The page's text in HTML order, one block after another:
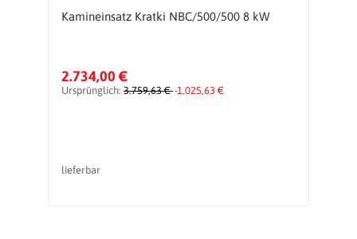
Kamineinsatz Kratki NBC/500/500 8 kW
2.734,00 €
Ursprünglich: 3.759,63 €-1.025,63 €
lieferbar